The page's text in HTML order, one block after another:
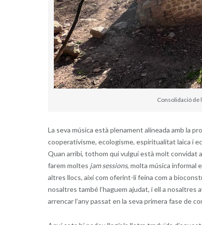
Consolidació de
La seva música està plenament alineada amb la
cooperativisme, ecologisme, espiritualitat laica i
Quan arribi, tothom qui vulgui està molt convidat
farem moltes jam sessions, molta música informal
altres llocs, així com oferint-li feina com a
nosaltres també l’haguem ajudat, i ell a nosaltres
arrencar l’any passat en la seva primera fase de